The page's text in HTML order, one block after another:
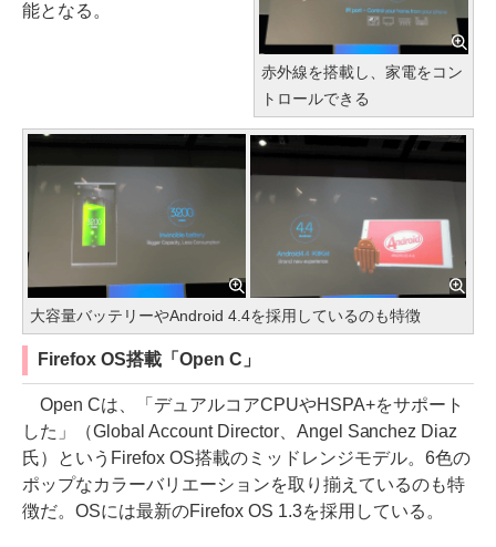
赤外線を搭載し、家電をコン
トロールできる
能となる。
大容量バッテリーやAndroid 4.4を採用しているのも特徴
Firefox OS搭載「Open C」
Open Cは、「デュアルコアCPUやHSPA+をサポート
した」（Global Account Director、Angel Sanchez Diaz
氏）というFirefox OS搭載のミッドレンジモデル。6色の
ポップなカラーバリエーションを取り揃えているのも特
徴だ。OSには最新のFirefox OS 1.3を採用している。